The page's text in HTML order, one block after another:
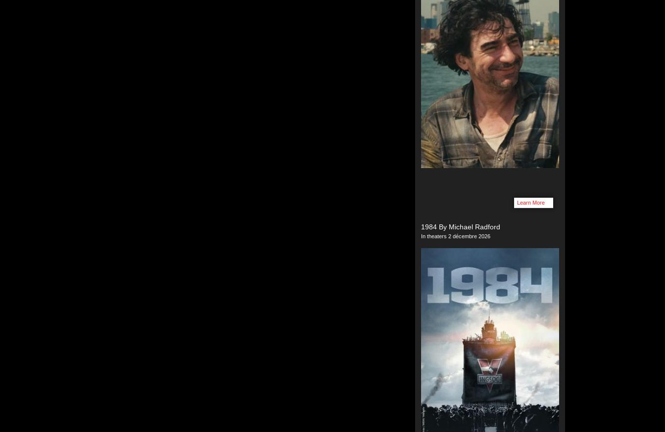
Learn More
1984 By Michael Radford
In theaters 2 décembre 2026